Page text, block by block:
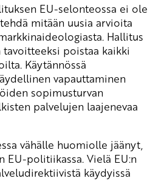
EU-selonteossa ei ole
mitään uusia arvioita
Hallitus
poistaa kaikki
Käytännössä
vapauttaminen
sopimusturvan
palvelujen laajenevaa
vähälle huomiolle jäänyt,
EU-politiikassa. Vielä EU:n
käydyissä